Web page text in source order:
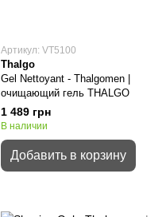
Артикул: VT5100
Thalgo
Gel Nettoyant - Thalgomen |
очищающий гель THALGO
1 489 грн
В наличии
Добавить в корзину